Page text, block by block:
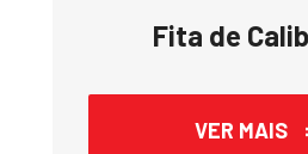
Fita de
VER MAIS